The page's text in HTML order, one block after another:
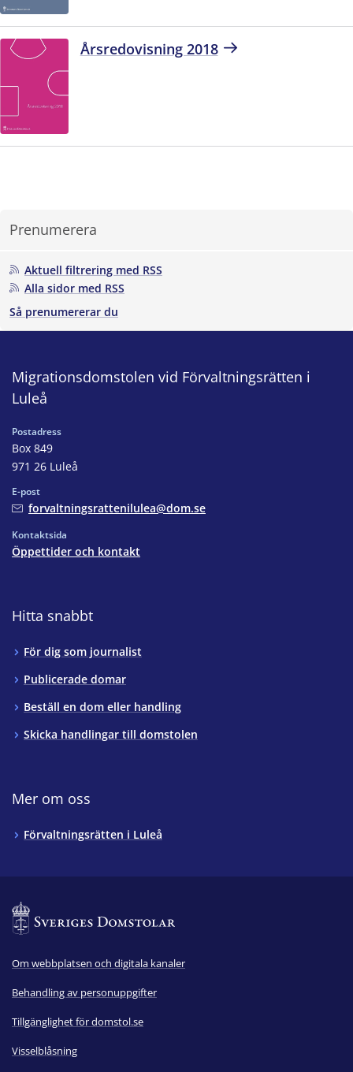
Årsredovisning 2018
Prenumerera
Aktuell filtrering med RSS
Alla sidor med RSS
Så prenumererar du
Migrationsdomstolen vid Förvaltningsrätten i
Luleå
Postadress
Box 849
971 26 Luleå
E-post
forvaltningsrattenilulea@dom.se
Kontaktsida
Öppettider och kontakt
Hitta snabbt
För dig som journalist
Publicerade domar
Beställ en dom eller handling
Skicka handlingar till domstolen
Mer om oss
Förvaltningsrätten i Luleå
Om webbplatsen och digitala kanaler
Behandling av personuppgifter
Tillgänglighet för domstol.se
Visselblåsning